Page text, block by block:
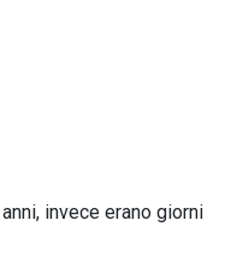
invece erano giorni